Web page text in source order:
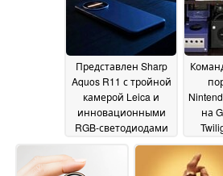
Представлен Sharp
Aquos R11 с тройной
камерой Leica и
инновационными
RGB-светодиодами
16 June 2026
на